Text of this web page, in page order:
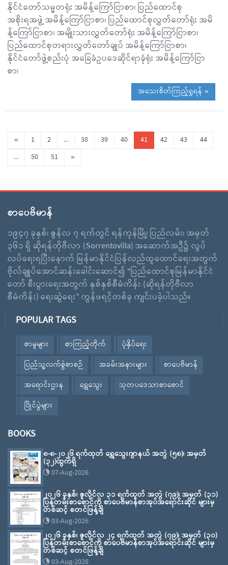
နိုင်ငံတော်သမ္မတရုံး အမိန့်ကြော်ငြာစာ၊ ပြည်ထောင်စု
အစိုးရအဖွဲ့ အမိန့်ကြော်ငြာစာ၊ ပြည်ထောင်စုလွှတ်တော်ရုံး အမိ
န့်ကြော်ငြာစာ၊ အမျိုးသားလွှတ်တော်ရုံး အမိန့်ကြော်ငြာစာ၊
ပြည်ထောင်စုတရားလွှတ်တော်ချုပ် အမိန့်ကြော်ငြာစာ၊
နိုင်ငံတော်ဖွဲ့စည်းပုံ အခြေခံဥပဒေဆိုင်ရာခုံရုံး အမိန့်ကြော်ငြာ
စာ၊
အသေးစိတ်ကြည့်ရှုရန် »
« 1 2 ... 38 39 40 41 42 43
44
...
50 51 »
စာပေဗိမာန်
၁၉၄၇ ခုနှစ်၊ ဇွန်လ ၇ ရက်တွင် ရန်ကုန်မြို့၊ ပြည်လမ်း၊ အမှတ်
၃၆၁ ရှိ ဆိုရန်တိုဗီလာ (Sorrentovilla) အဆောက်အဦ၌ လွပ်
လပ်ရေးရပြီးနောက် မြန်မာနိုင်ငံပြန်လည်ထူထောင်ရေးအတွက်
ဗိုလ်ချူပ်အောင်ဆန်းခေါင်းဆောင်၍ “ပြည်ထောင်စုမြန်မာနိုင်ငံ
တော် စီးပွားရေးအတွက် နှစ်နှစ်စီမံကိန်း (ဆိုရန်တိုဗီလာ
စီမံကိန်း) ရေးဆွဲရေး” ကွန်ဖရင့်တစ်ခု ကျင်းပခဲ့ပါသည်။
POPULAR TAGS
စာမူများ စာကြည့်တိုက်
ပုံနှိပ်ရေး
ပြည်သူ့လက်စွဲစာစဉ်
အခမ်းအနားများ
စာပေဗိမာန်
အရောင်းဌာန
ရွှေသွေး
သုတပဒေသာစာစောင်
ပြိုင်ပွဲများ
BOOKS
၈-၈-၂၀၂၆ ရက်ထုတ် ရွှေသွေးဂျာနယ် အတွဲ (၅၈)၊ အမှတ်
(၃၂)ထွက်ရှိ
07-Aug-2026
၂၀၂၆ ခုနှစ်၊ ဇူလိုင်လ ၃၁ ရက်ထုတ် အတွဲ (၇၉)၊ အမှတ် (၃၁)
ပြန်တမ်းစာစောင်ကို စာပေဗိမာန်စာအုပ်အရောင်းဆိုင် များမှ
တစ်ဆင့် စတင်ဖြန့်ချိ
03-Aug-2026
၂၀၂၆ ခုနှစ်၊ ဇူလိုင်လ ၂၄ ရက်ထုတ် အတွဲ (၇၉)၊ အမှတ် (၃၀)
ပြန်တမ်းစာစောင်ကို စာပေဗိမာန်စာအုပ်အရောင်းဆိုင် များမှ
တစ်ဆင့် စတင်ဖြန့်ချိ
03-Aug-2026